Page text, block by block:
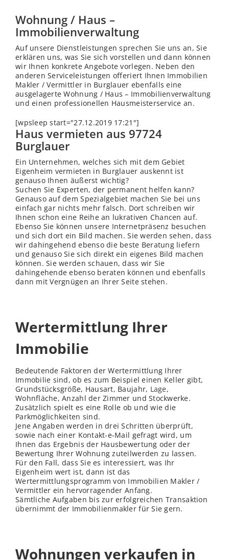
Wohnung / Haus –
Immobilienverwaltung
Auf unsere Dienstleistungen sprechen Sie uns an, Sie
erklären uns, was Sie sich vorstellen und dann können
wir Ihnen konkrete Angebote vorlegen. Neben den
anderen Serviceleistungen offeriert Ihnen Immobilien
Makler / Vermittler in Burglauer ebenfalls eine
ausgelagerte Wohnung / Haus – Immobilienverwaltung
und einen professionellen Hausmeisterservice an.
[wpsleep start="27.12.2019 17:21"]
Haus vermieten aus 97724
Burglauer
Ein Unternehmen, welches sich mit dem Gebiet
Eigenheim vermieten in Burglauer auskennt ist
genauso Ihnen äußerst wichtig?
Suchen Sie Experten, der permanent helfen kann?
Genauso auf dem Spezialgebiet machen Sie bei uns
einfach gar nichts mehr falsch. Dort schreiben wir
Ihnen schon eine Reihe an lukrativen Chancen auf.
Ebenso Sie können unsere Internetpräsenz besuchen
und sich dort ein Bild machen. Sie werden sehen, dass
wir dahingehend ebenso die beste Beratung liefern
und genauso Sie sich direkt ein eigenes Bild machen
können. Sie werden schauen, dass wir Sie
dahingehende ebenso beraten können und ebenfalls
dann mit Vergnügen an Ihrer Seite stehen.
Wertermittlung Ihrer
Immobilie
Bedeutende Faktoren der Wertermittlung Ihrer
Immobilie sind, ob es zum Beispiel einen Keller gibt,
Grundstücksgröße, Hausart, Baujahr, Lage,
Wohnfläche, Anzahl der Zimmer und Stockwerke.
Zusätzlich spielt es eine Rolle ob und wie die
Parkmöglichkeiten sind.
Jene Angaben werden in drei Schritten überprüft,
sowie nach einer Kontakt-e-Mail gefragt wird, um
Ihnen das Ergebnis der Hausbewertung oder der
Bewertung Ihrer Wohnung zuteilwerden zu lassen.
Für den Fall, dass Sie es interessiert, was Ihr
Eigenheim wert ist, dann ist das
Wertermittlungsprogramm von Immobilien Makler /
Vermittler ein hervorragender Anfang.
Sämtliche Aufgaben bis zur erfolgreichen Transaktion
übernimmt der Immobilienmakler für Sie gern.
Wohnungen verkaufen in